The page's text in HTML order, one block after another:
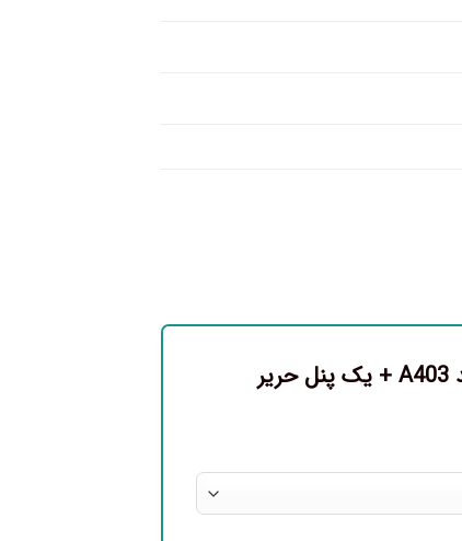
اولین نفری باشید که دیدگاهی را ارسال می کنید برای “پرده تصویری کد A403 + یک پنل حریر